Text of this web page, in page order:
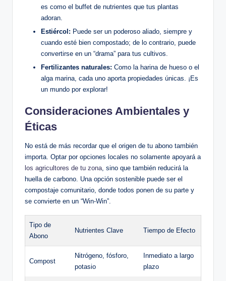
es como el buffet de nutrientes que tus plantas
adoran.
Estiércol: Puede ser un poderoso aliado, siempre y
cuando esté bien compostado; de lo contrario, puede
convertirse en un “drama” para tus cultivos.
Fertilizantes naturales: Como la harina de hueso o el
alga marina, cada uno aporta propiedades únicas. ¡Es
un mundo por explorar!
Consideraciones Ambientales y
Éticas
No está de más recordar que el origen de tu abono también
importa. Optar por opciones locales no solamente apoyará a
los agricultores de tu zona , sino que también reducirá la
huella de carbono. Una opción sostenible puede ser el
compostaje comunitario, donde todos ponen de su parte y
se convierte en un “Win-Win”.
Tipo de
Abono
Nutrientes Clave Tiempo de Efecto
Compost
Nitrógeno, fósforo,
potasio
Inmediato a largo
plazo